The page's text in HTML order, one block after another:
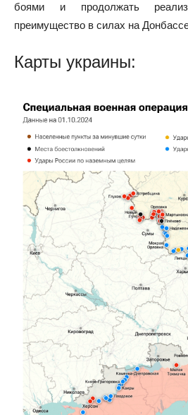
боями и продолжать
преимущество в силах на
Карты украины: